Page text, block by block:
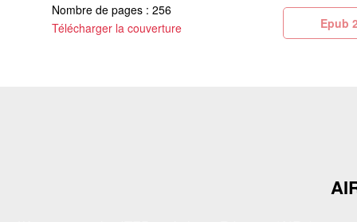
Nombre de pages : 256
Télécharger la couverture